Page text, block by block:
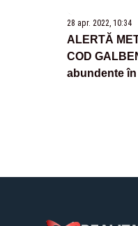
28 apr. 2022, 10:34
ALERTĂ
COD
abundente